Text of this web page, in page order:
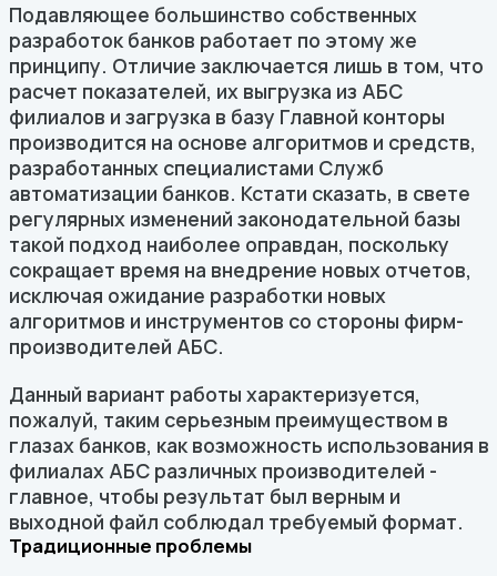
Подавляющее большинство собственных
разработок банков работает по этому же
принципу. Отличие заключается лишь в том, что
расчет показателей, их выгрузка из АБС
филиалов и загрузка в базу Главной конторы
производится на основе алгоритмов и средств,
разработанных специалистами Служб
автоматизации банков. Кстати сказать, в свете
регулярных изменений законодательной базы
такой подход наиболее оправдан, поскольку
сокращает время на внедрение новых отчетов,
исключая ожидание разработки новых
алгоритмов и инструментов со стороны фирм-
производителей АБС.
Данный вариант работы характеризуется,
пожалуй, таким серьезным преимуществом в
глазах банков, как возможность использования в
филиалах АБС различных производителей -
главное, чтобы результат был верным и
выходной файл соблюдал требуемый формат.
Традиционные проблемы